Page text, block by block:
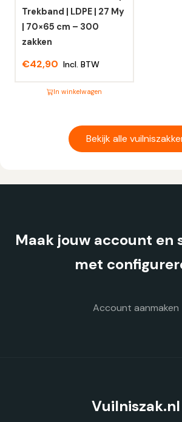
de
productpagina
Trekband | LDPE | 27 My
| 70×65 cm – 300
zakken
€42,90 Incl. BTW
In winkelwagen
Deze
worden
Bekijk alle
Maak jouw account en
met
Account aanmaken
Vuilniszak.nl